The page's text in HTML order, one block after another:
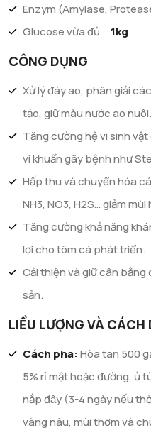
Enzym (Amylase,
Glucose vừa đủ 1kg
CÔNG DỤNG
Xử lý đáy ao, phân giải
tảo, giữ màu nước ao nuôi.
Tăng cường hệ vi sinh
vi khuẩn gây bệnh như
Hấp thu và chuyển hóa
NH3, NO3, H2S… giảm mùi
Tăng cường khả năng
lợi cho tôm cá phát triển.
Cải thiện và giữ cân
sản.
LIỀU LƯỢNG VÀ CÁCH
Cách pha:Hòa tan 500
5% rỉ mật hoặc đường, ủ
nắp đậy (3-4 ngày nếu
vàng nâu, mùi thơm và